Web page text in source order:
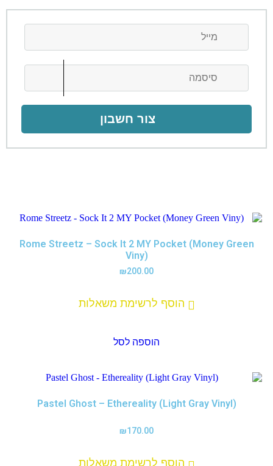
צור חשבון
Rome Streetz – Sock It 2 MY Pocket (Money Green
Viny)
₪200.00
הוסף לרשימת משאלות
הוספה לסל
Pastel Ghost – Ethereality (Light Gray Vinyl)
₪170.00
הוסף לרשימת משאלות